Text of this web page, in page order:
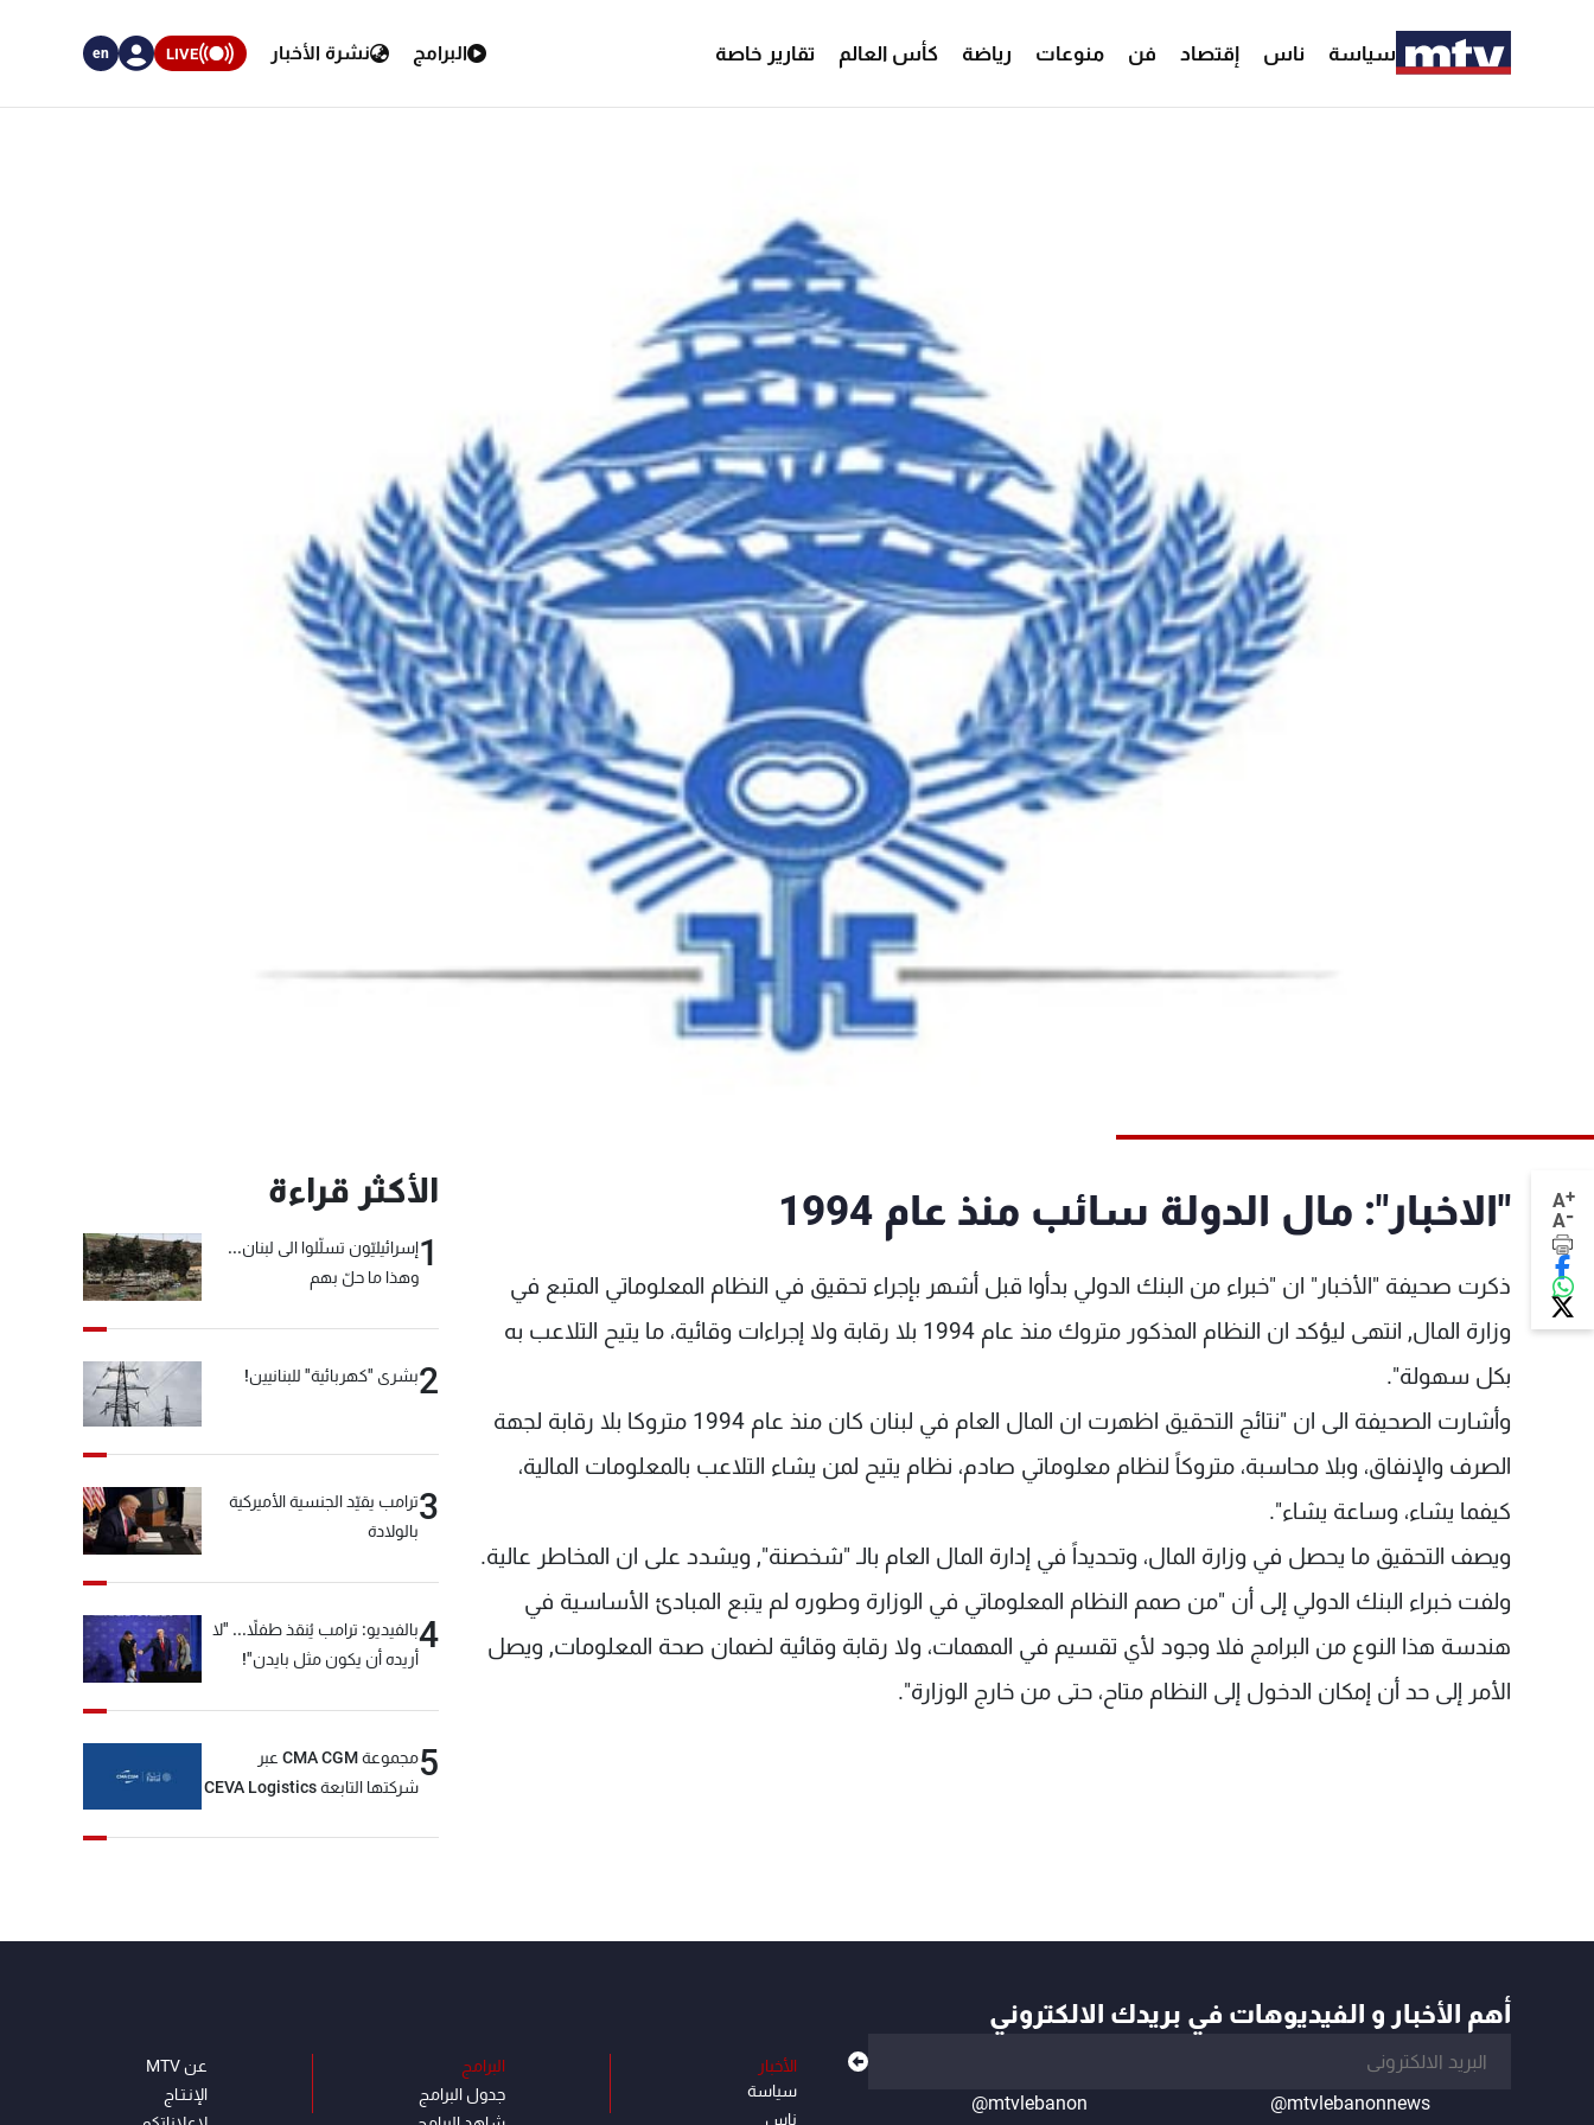
سياسة ناس إقتصاد فن منوعات رياضة كأس العالم تقارير خاصة البرامج نشرة الأخبار LIVE
en
A+
A- "الاخبار": مال الدولة سائب منذ عام 1994
ذكرت صحيفة "الأخبار" ان "خبراء من البنك الدولي بدأوا قبل أشهر بإجراء تحقيق في النظام المعلوماتي المتبع في
وزارة المال, انتهى ليؤكد ان النظام المذكور متروك منذ عام 1994 بلا رقابة ولا إجراءات وقائية، ما يتيح التلاعب به
بكل سهولة".
وأشارت الصحيفة الى ان "نتائج التحقيق اظهرت ان المال العام في لبنان كان منذ عام 1994 متروكا بلا رقابة لجهة
الصرف والإنفاق، وبلا محاسبة، متروكاً لنظام معلوماتي صادم، نظام يتيح لمن يشاء التلاعب بالمعلومات المالية،
كيفما يشاء، وساعة يشاء".
ويصف التحقيق ما يحصل في وزارة المال، وتحديداً في إدارة المال العام بالـ "شخصنة", ويشدد على ان المخاطر عالية.
ولفت خبراء البنك الدولي إلى أن "من صمم النظام المعلوماتي في الوزارة وطوره لم يتبع المبادئ الأساسية في
هندسة هذا النوع من البرامج فلا وجود لأي تقسيم في المهمات، ولا رقابة وقائية لضمان صحة المعلومات, ويصل
الأمر إلى حد أن إمكان الدخول إلى النظام متاح، حتى من خارج الوزارة".
الأكثر قراءة
1إسرائيليّون تسلّلوا الى لبنان...
وهذا ما حلّ بهم
2بشرى "كهربائية" للبنانيين!
3ترامب يقيّد الجنسية الأميركية
بالولادة
4بالفيديو: ترامب يُنقذ طفلاً... "لا
أريده أن يكون مثل بايدن"!
5
مجموعة CMA CGM عبر
شركتها التابعة CEVA Logistics
أهم الأخبار و الفيديوهات في بريدك الالكتروني
@mtvlebanonnews
@mtvlebanon
الأخبار
سياسة
ناس
البرامج
جدول البرامج
عن MTV
الإنـتـاج